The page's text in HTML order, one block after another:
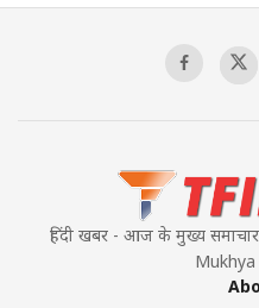
हिंदी खबर - आज के मुख्य